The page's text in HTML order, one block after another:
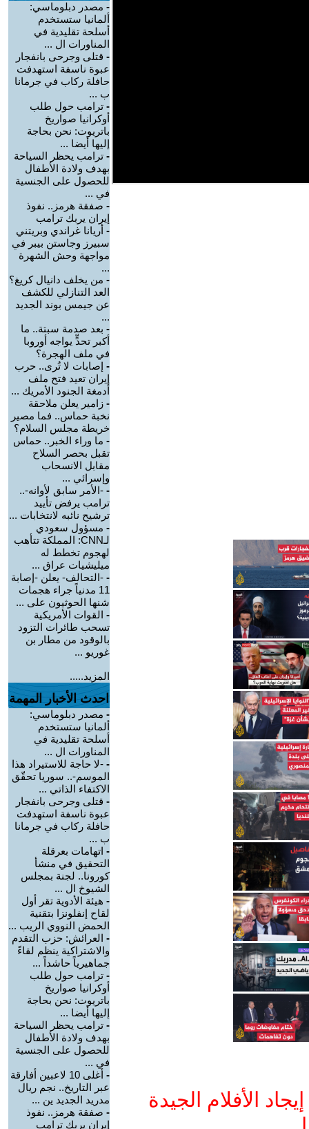
الأفلام الجيدة
- مصدر دبلوماسي:
ألمانيا ستستخدم
أسلحة تقليدية في
المناورات ال ...
- قتلى وجرحى بانفجار
عبوة ناسفة استهدفت
حافلة ركاب في جرمانا
ب ...
- ترامب حول طلب
أوكرانيا صواريخ
باتريوت: نحن بحاجة
إليها أيضا ...
- ترامب يحظر السياحة
بهدف ولادة الأطفال
للحصول على الجنسية
في ...
- صفقة هرمز.. نفوذ
إيران يربك ترامب
- أريانا غراندي وبريتني
سبيرز وجاستن بيبر في
مواجهة وحش الشهرة
...
- من يخلف دانيال كريغ؟
العد التنازلي للكشف
عن جيمس بوند الجديد
...
- بعد صدمة سبتة.. ما
أكبر تحدٍّ يواجه أوروبا
في ملف الهجرة؟
- إصابات لا تُرى.. حرب
إيران تعيد فتح ملف
أدمغة الجنود الأمريك ...
- زامير يعلن ملاحقة
نخبة حماس.. فما مصير
خريطة مجلس السلام؟
- ما وراء الخبر.. حماس
تقبل بحصر السلاح
مقابل الانسحاب
وإسرائي ...
- -الأمر سابق لأوانه-..
ترامب يرفض تأييد
ترشيح نائبه لانتخابات ...
- مسؤول سعودي
لـCNN: المملكة تتأهب
لهجوم تخطط له
ميليشيات عراق ...
- -التحالف- يعلن -إصابة
11 مدنياً جراء هجمات
شنها الحوثيون على ...
- القوات الأمريكية
تسحب طائرات التزود
بالوقود من مطار بن
غوريو ...
المزيد.....
احدث الأخبار المهمة
- مصدر دبلوماسي:
ألمانيا ستستخدم
أسلحة تقليدية في
المناورات ال ...
- -لا حاجة للاستيراد هذا
الموسم-.. سوريا تحقّق
الاكتفاء الذاتي ...
- قتلى وجرحى بانفجار
عبوة ناسفة استهدفت
حافلة ركاب في جرمانا
ب ...
- اتهامات بعرقلة
التحقيق في منشأ
كورونا.. لجنة بمجلس
الشيوخ ال ...
- هيئة الأدوية تقر أول
لقاح إنفلونزا بتقنية
الحمض النووي الريب ...
- العرائش: حزب التقدم
والاشتراكية ينظم لقاءً
جماهيرياً حاشداً ...
- ترامب حول طلب
أوكرانيا صواريخ
باتريوت: نحن بحاجة
إليها أيضا ...
- ترامب يحظر السياحة
بهدف ولادة الأطفال
للحصول على الجنسية
في ...
-
أغلى 10 لاعبين أفارقة
عبر التاريخ.. نجم ريال
مدريد الجديد ين ...
- صفقة هرمز.. نفوذ
إيران يربك ترامب